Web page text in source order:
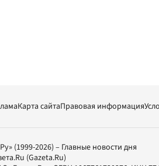
Карта сайтаПравовая информация
(1999-2026) – Главные новости дня
(Gazeta.Ru)